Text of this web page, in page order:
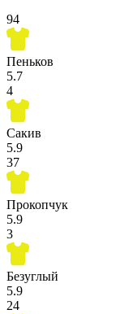
94
Пеньков
5.7
4
Сакив
5.9
37
Прокопчук
5.9
3
Безуглый
5.9
24